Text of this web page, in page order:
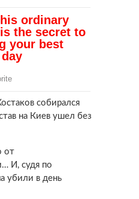
собирался
на Киев ушел без
от
И, судя по
убили в день